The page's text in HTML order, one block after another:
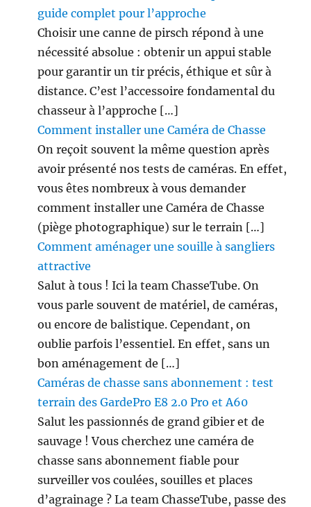
guide complet pour l’approche
Choisir une canne de pirsch répond à une
nécessité absolue : obtenir un appui stable
pour garantir un tir précis, éthique et sûr à
distance. C’est l’accessoire fondamental du
chasseur à l’approche […]
Comment installer une Caméra de Chasse
On reçoit souvent la même question après
avoir présenté nos tests de caméras. En effet,
vous êtes nombreux à vous demander
comment installer une Caméra de Chasse
(piège photographique) sur le terrain […]
Comment aménager une souille à sangliers
attractive
Salut à tous ! Ici la team ChasseTube. On
vous parle souvent de matériel, de caméras,
ou encore de balistique. Cependant, on
oublie parfois l’essentiel. En effet, sans un
bon aménagement de […]
Caméras de chasse sans abonnement : test
terrain des GardePro E8 2.0 Pro et A60
Salut les passionnés de grand gibier et de
sauvage ! Vous cherchez une caméra de
chasse sans abonnement fiable pour
surveiller vos coulées, souilles et places
d’agrainage ? La team ChasseTube, passe des